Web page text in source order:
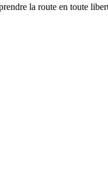
la route en toute